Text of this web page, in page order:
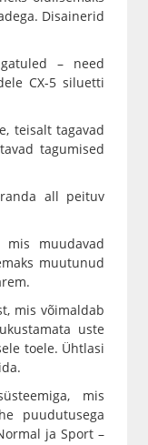
Disainerid
– need
CX-5 siluetti
teisalt tagavad
tagumised
all peituv
mis muudavad
muutunud
mis võimaldab
uste
toele. Ühtlasi
mis
puudutusega
ja Sport –